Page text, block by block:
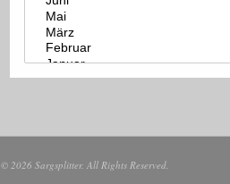
© 2026 Sargsplitter. All Rights Reserved.